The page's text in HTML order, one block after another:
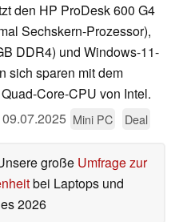
den HP ProDesk 600 G4
Sechskern-Prozessor),
DDR4) und Windows-11-
sich sparen mit dem
Core-CPU von Intel.
09.07.2025 Mini PC Deal
große Umfrage zur
bei Laptops und
2026